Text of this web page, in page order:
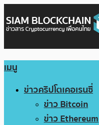
เมนู
ข่าวคริปโตเคอเรนซี่
ข่าว Bitcoin
ข่าว Ethereum